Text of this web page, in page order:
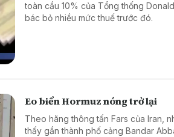
toàn cầu 10% của Tổng thống
bác bỏ nhiều mức thuế trước đó.
Eo biển Hormuz nóng trở lại
Theo hãng thông tấn Fars của Iran,
thấy gần thành phố cảng Bandar